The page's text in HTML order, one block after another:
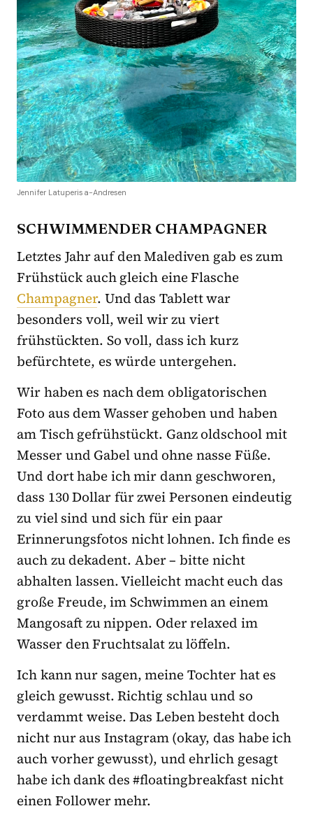
Jennifer Latuperisa-Andresen
SCHWIMMENDER CHAMPAGNER
Letztes Jahr auf den Malediven gab es zum
Frühstück auch gleich eine Flasche
Champagner. Und das Tablett war
besonders voll, weil wir zu viert
frühstückten. So voll, dass ich kurz
befürchtete, es würde untergehen.
Wir haben es nach dem obligatorischen
Foto aus dem Wasser gehoben und haben
am Tisch gefrühstückt. Ganz oldschool mit
Messer und Gabel und ohne nasse Füße.
Und dort habe ich mir dann geschworen,
dass 130 Dollar für zwei Personen eindeutig
zu viel sind und sich für ein paar
Erinnerungsfotos nicht lohnen. Ich finde es
auch zu dekadent. Aber – bitte nicht
abhalten lassen. Vielleicht macht euch das
große Freude, im Schwimmen an einem
Mangosaft zu nippen. Oder relaxed im
Wasser den Fruchtsalat zu löffeln.
Ich kann nur sagen, meine Tochter hat es
gleich gewusst. Richtig schlau und so
verdammt weise. Das Leben besteht doch
nicht nur aus Instagram (okay, das habe ich
auch vorher gewusst), und ehrlich gesagt
habe ich dank des #floatingbreakfast nicht
einen Follower mehr.